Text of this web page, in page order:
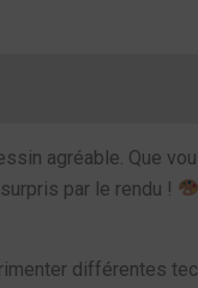
agréable. Que
par le rendu !
différentes